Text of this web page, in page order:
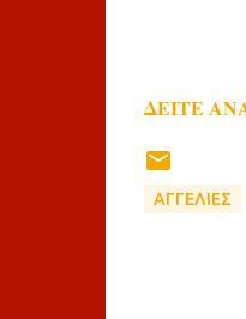
ΔΕΙΤΕ
ΑΓΓΕΛΙΕΣ